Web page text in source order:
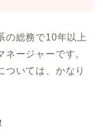
の総務で10年以上
ージャーです。
ついては、かなり